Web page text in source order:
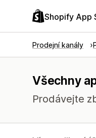
Shopify App
Prodejní kanály
Všechny
Prodávejte